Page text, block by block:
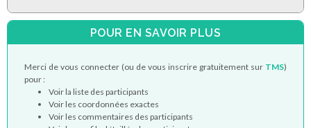
POUR EN SAVOIR PLUS
Merci de vous connecter (ou de vous inscrire gratuitement sur TMS)
pour :
Voir la liste des participants
Voir les coordonnées exactes
Voir les commentaires des participants